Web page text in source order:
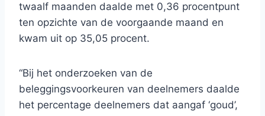
twaalf maanden daalde met 0,36 procentpunt
ten opzichte van de voorgaande maand en
kwam uit op 35,05 procent.
“Bij het onderzoeken van de
beleggingsvoorkeuren van deelnemers daalde
het percentage deelnemers dat aangaf ‘goud’,